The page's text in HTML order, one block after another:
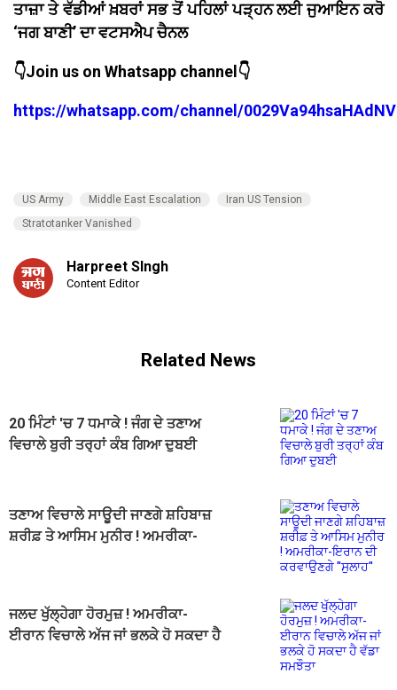
ਤਾਜ਼ਾ ਤੇ ਵੱਡੀਆਂ ਖ਼ਬਰਾਂ ਸਭ ਤੋਂ ਪਹਿਲਾਂ ਪੜ੍ਹਨ ਲਈ ਜੁਆਇਨ ਕਰੋ
‘ਜਗ ਬਾਣੀ’ ਦਾ ਵਟਸਐਪ ਚੈਨਲ
👇Join us on Whatsapp channel👇
https://whatsapp.com/channel/
US Army Middle East Escalation
Iran US Tension
Stratotanker Vanished
Harpreet SIngh
Content Editor
Related News
20 ਮਿੰਟਾਂ 'ਚ 7 ਧਮਾਕੇ ! ਜੰਗ ਦੇ ਤਣਾਅ
ਵਿਚਾਲੇ ਬੁਰੀ ਤਰ੍ਹਾਂ ਕੰਬ ਗਿਆ ਦੁਬਈ
ਤਣਾਅ ਵਿਚਾਲੇ ਸਾਊਦੀ ਜਾਣਗੇ ਸ਼ਹਿਬਾਜ਼
ਸ਼ਰੀਫ਼ ਤੇ ਆਸਿਮ ਮੁਨੀਰ ! ਅਮਰੀਕਾ-
ਜਲਦ ਖੁੱਲ੍ਹੇਗਾ ਹੋਰਮੁਜ਼ ! ਅਮਰੀਕਾ-
ਈਰਾਨ ਵਿਚਾਲੇ ਅੱਜ ਜਾਂ ਭਲਕੇ ਹੋ ਸਕਦਾ ਹੈ